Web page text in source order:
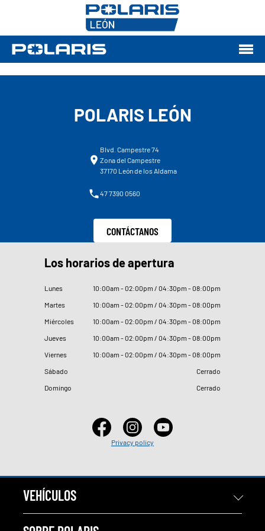
POLARIS LEÓN
Blvd. Campestre 74
Zona del Campestre
37170 León de los Aldama
47 7390 0560
CONTÁCTANOS
Los horarios de apertura
Lunes 10:00am - 02:00pm / 04:30pm - 08:00pm
Martes
10:00am - 02:00pm / 04:30pm - 08:00pm
Miércoles
10:00am - 02:00pm / 04:30pm - 08:00pm
Jueves
10:00am - 02:00pm / 04:30pm - 08:00pm
Viernes
10:00am - 02:00pm / 04:30pm - 08:00pm
Sábado
Cerrado
Domingo
Cerrado
Privacy policy
VEHÍCULOS